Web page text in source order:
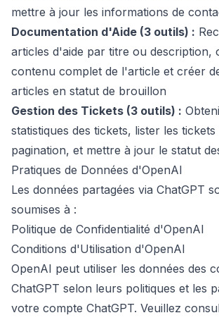
mettre à jour les informations de
Documentation d'Aide (3 outils) :
articles d'aide par titre ou description,
contenu complet de l'article et créer
articles en statut de brouillon
Gestion des Tickets (3 outils) :
statistiques des tickets, lister les
pagination, et mettre à jour le statut
Pratiques de Données d'OpenAI
Les données partagées via ChatGPT
soumises à :
Politique de Confidentialité d'OpenAI
Conditions d'Utilisation d'OpenAI
OpenAI peut utiliser les données des
ChatGPT selon leurs politiques et les
votre compte ChatGPT. Veuillez